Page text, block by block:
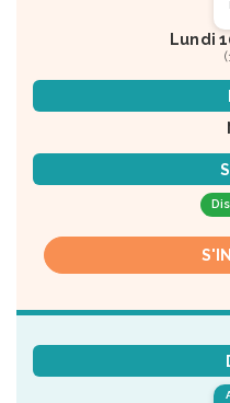
Lundi